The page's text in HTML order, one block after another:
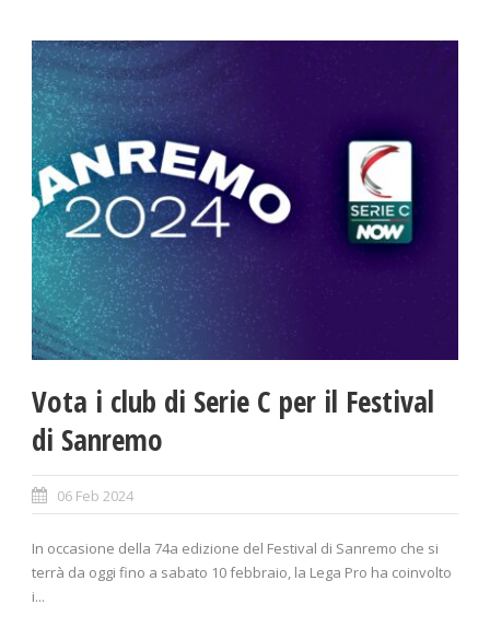
Vota i club di Serie C per il Festival
di Sanremo
06 Feb 2024
In occasione della 74a edizione del Festival di Sanremo che si
terrà da oggi fino a sabato 10 febbraio, la Lega Pro ha coinvolto
i...